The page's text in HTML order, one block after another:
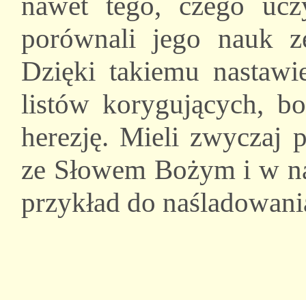
porównali jego nauk
Dzięki takiemu
listów korygujących,
herezję. Mieli zwyczaj
ze Słowem Bożym i w
przykład do